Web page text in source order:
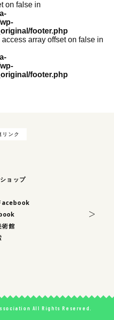
on false in
footer.php
access array offset on false in
footer.php
リンク
ョップ
術館
>
All Rights Reserved.